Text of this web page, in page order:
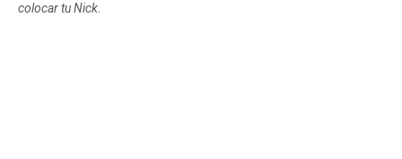
colocar tu Nick.